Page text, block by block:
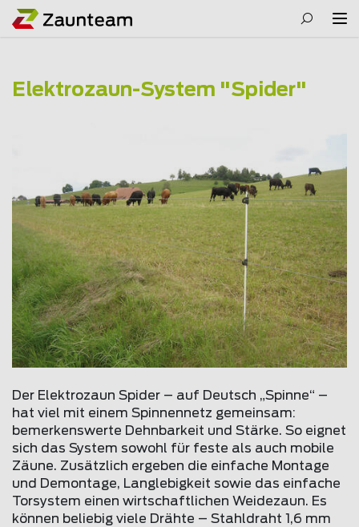
Elektrozaun-System "Spider"
Der Elektrozaun Spider – auf Deutsch „Spinne“ –
hat viel mit einem Spinnennetz gemeinsam:
bemerkenswerte Dehnbarkeit und Stärke. So eignet
sich das System sowohl für feste als auch mobile
Zäune. Zusätzlich ergeben die einfache Montage
und Demontage, Langlebigkeit sowie das einfache
Torsystem einen wirtschaftlichen Weidezaun. Es
können beliebig viele Drähte – Stahldraht 1,6 mm